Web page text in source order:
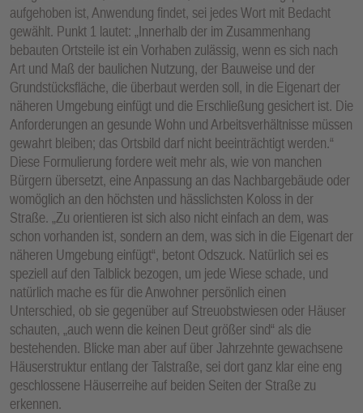
aufgehoben ist, Anwendung findet, sei jedes Wort mit Bedacht
gewählt. Punkt 1 lautet: „Innerhalb der im Zusammenhang
bebauten Ortsteile ist ein Vorhaben zulässig, wenn es sich nach
Art und Maß der baulichen Nutzung, der Bauweise und der
Grundstücksfläche, die überbaut werden soll, in die Eigenart der
näheren Umgebung einfügt und die Erschließung gesichert ist. Die
Anforderungen an gesunde Wohn und Arbeitsverhältnisse müssen
gewahrt bleiben; das Ortsbild darf nicht beeinträchtigt werden.“
Diese Formulierung fordere weit mehr als, wie von manchen
Bürgern übersetzt, eine Anpassung an das Nachbargebäude oder
womöglich an den höchsten und hässlichsten Koloss in der
Straße. „Zu orientieren ist sich also nicht einfach an dem, was
schon vorhanden ist, sondern an dem, was sich in die Eigenart der
näheren Umgebung einfügt“, betont Odszuck. Natürlich sei es
speziell auf den Talblick bezogen, um jede Wiese schade, und
natürlich mache es für die Anwohner persönlich einen
Unterschied, ob sie gegenüber auf Streuobstwiesen oder Häuser
schauten, „auch wenn die keinen Deut größer sind“ als die
bestehenden. Blicke man aber auf über Jahrzehnte gewachsene
Häuserstruktur entlang der Talstraße, sei dort ganz klar eine eng
geschlossene Häuserreihe auf beiden Seiten der Straße zu
erkennen.